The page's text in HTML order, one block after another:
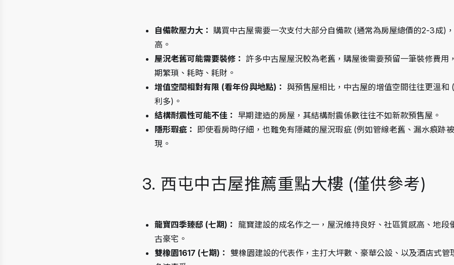
自備款壓力大： 購買中古屋需要一次支付大部分自備款 (通常為房屋總價的2-3成)
高。
屋況老舊可能需要裝修： 許多中古屋屋況較為老舊，購屋後需要預留一筆裝修費用
期繁瑣、耗時、耗財。
增值空間相對有限 (看年份與地點)： 與預售屋相比，中古屋的增值空間往往更溫和
利多)。
結構耐震性可能不佳： 早期建造的房屋，其結構耐震係數往往不如新款預售屋。
隱形瑕疵： 即使看房時仔細，也難免有隱藏的屋況瑕疵 (例如管線老舊、漏水痕跡
現。
3. 西屯中古屋推薦重點大樓 (僅供參考)
龍寶四季臻邸 (七期)： 龍寶建設的成名作之一，屋況維持良好、社區質感高、地段
古豪宅。
雙橡園1617 (七期)： 雙橡園建設的代表作，主打大坪數、豪華公設、以及酒店式管